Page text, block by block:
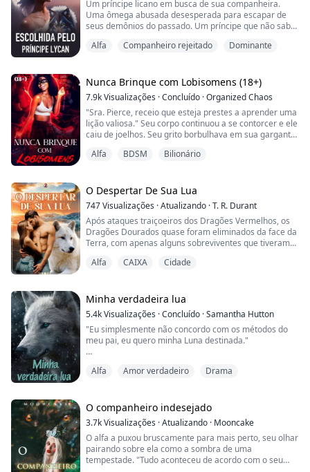
Um príncipe licano em busca de sua companheira.
Uma ômega abusada desesperada para escapar de
seus demônios do passado. Um príncipe que não sabe
redenção é encontrar o verdadeiro amor.
implacável, sedento de sangue e arrogante. Ele foi
exposto à brutal...
Alfa Companheiro rejeitado Dominante
Nunca Brinque com Lobisomens (18+)
7.9kVisualizações ·Concluído ·Organized Chaos
"Sra. Pierce, receio que esteja prestes a aprender uma
lição valiosa." Seu corpo continuou a se contorcer e ele
caiu de joelhos. Seu grito borbulhava em sua garganta
lobo negro ficou de quatro patas com as costas ainda
mostra, mas de alguma forma ain...
Alfa BDSM Bilionário
O Despertar De Sua Lua
747Visualizações ·Atualizando ·T. R. Durant
Após ataques traiçoeiros dos Dragões Vermelhos, os
Dragões Dourados quase foram eliminados da face da
Terra, com apenas alguns sobreviventes que tiveram
persistentes. No meio do conflito, uma nova esperança
pudessem fazer para tirá-la de seu estado...
Alfa CAIXA Cidade
Minha verdadeira lua
5.4kVisualizações ·Concluído ·Samantha Hutton
"Eu simplesmente não concordo com os métodos do
meu pai, eu quero minha Luna destinada."
Amélia é órfã, seus pais se foram, deixando-a para ser
Ela é fraca e mal está sobrevivendo, mal sabe ela que
todo o seu mundo está prestes a mudar, tudo o que ela
con...
Alfa Amor verdadeiro Drama
O companheiro indesejado
3.7kVisualizações ·Atualizando · Mooncake
O alfa a puxou bruscamente para mais perto, seu olhar
pairando sobre ela como a sombra de uma
tempestade. "Tudo aconteceu de acordo com o seu